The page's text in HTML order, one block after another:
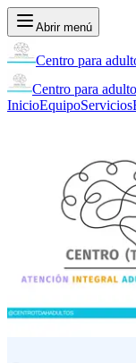
Abrir menú
Centro para
Centro para
InicioEquipoServicios